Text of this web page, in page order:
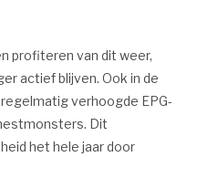
profiteren van dit weer,
actief blijven. Ook in de
verhoogde EPG-
Dit
het hele jaar door